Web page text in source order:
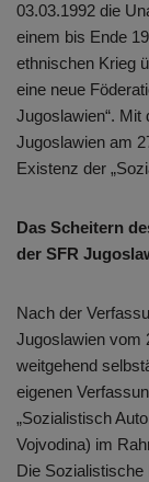
03.03.1992 die
einem bis Ende
ethnischen Krieg
eine neue
Jugoslawien“. Mit
Jugoslawien am
Existenz der
Das Scheitern
der SFR
Nach der
Jugoslawien vom
weitgehend
eigenen
„Sozialistisch
Vojvodina) im
Die